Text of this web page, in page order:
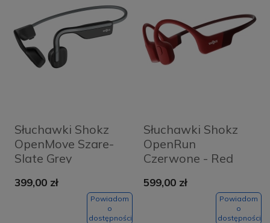
Słuchawki Shokz
OpenMove Szare-
Slate Grey
399,00 zł
Powiadom
o
dostępności
Słuchawki Shokz
OpenRun
Czerwone - Red
599,00 zł
Powiadom
o
dostępności